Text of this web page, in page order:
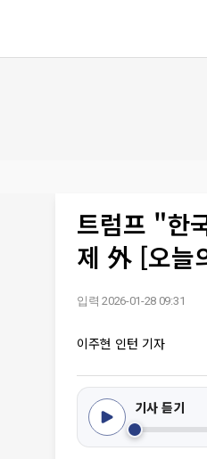
트럼프 "한
제 外 [오늘
입력 2026-01-28 09:31
이주현 인턴 기자
기사 듣기